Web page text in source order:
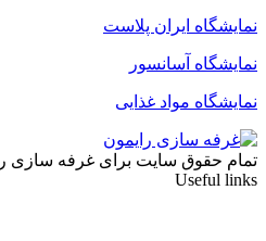
نمایشگاه ایران پلاست
نمایشگاه آسانسور
نمایشگاه مواد غذایی
تمام حقوق سایت برای غرفه سازی
Useful links